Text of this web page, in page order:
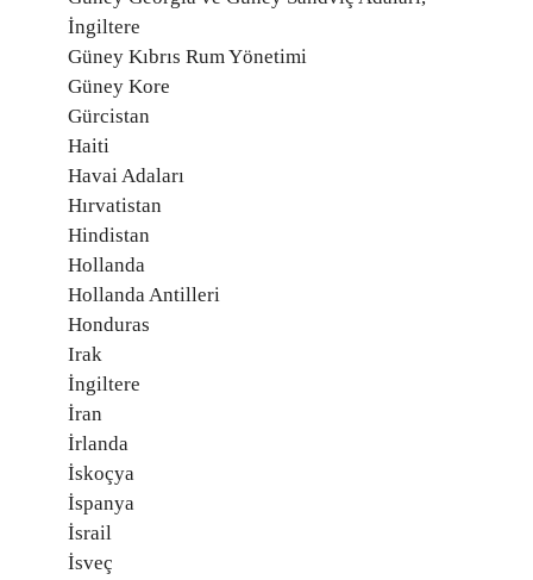
İngiltere
Güney Kıbrıs Rum Yönetimi
Güney Kore
Gürcistan
Haiti
Havai Adaları
Hırvatistan
Hindistan
Hollanda
Hollanda Antilleri
Honduras
Irak
İngiltere
İran
İrlanda
İskoçya
İspanya
İsrail
İsveç